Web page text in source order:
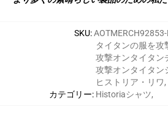
SKU:AOTMERCH92853-
カテゴリー:
タイタンの服を攻
攻撃オンタイタン
攻撃オンタイタン
ヒストリア・リワ,
Historiaシャツ,